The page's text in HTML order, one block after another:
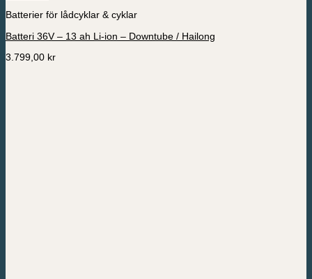
Batterier för lådcyklar & cyklar
Batteri 36V – 13 ah Li-ion – Downtube / Hailong
3.799,00 kr